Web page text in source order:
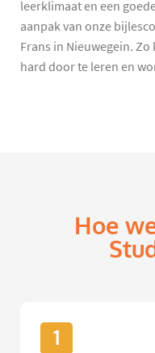
leerklimaat en een
aanpak van onze
Frans in Nieuwegein.
hard door te leren en
Hoe
1